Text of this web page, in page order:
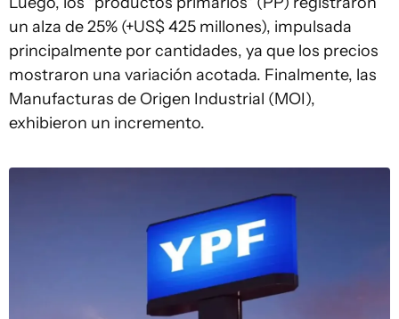
un alza de 25% (+US$ 425 millones), impulsada
principalmente por cantidades, ya que los precios
mostraron una variación acotada. Finalmente, las
Manufacturas de Origen Industrial (MOI),
exhibieron un incremento.